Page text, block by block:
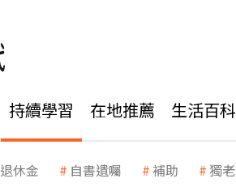
持續學習 在地推薦 生活百科
退休金 自書遺囑 補助 獨老